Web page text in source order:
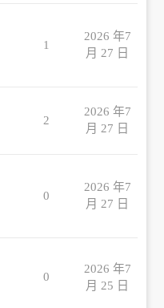
1
2026 年7
月 27 日
2
2026 年7
月 27 日
0
2026 年7
月 27 日
0
2026 年7
月 25 日